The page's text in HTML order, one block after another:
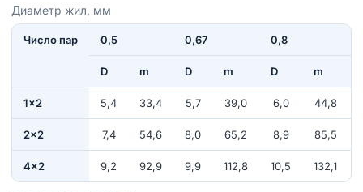
Диаметр жил, мм
Число пар 0,5 0,67 0,8
D m D m D m
1×2 5,4 33,4 5,7 39,0 6,0 44,8
2×2 7,4 54,6 8,0 65,2 8,9 85,5
4×2 9,2 92,9 9,9 112,8 10,5 132,1